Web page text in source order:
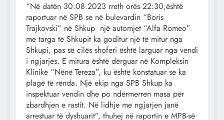
“Në datën 30.08.2023 rreth orës 22:30,është
raportuar në SPB se në bulevardin “Boris
Trajkovski” në Shkup një automjet “Alfa Romeo”
me targa të Shkupit ka goditur një të mitur nga
Shkupi, pas së cilës shoferi është larguar nga vendi
i ngjarjes. E mitura është dërguar në Kompleksin
Klinikë “Nënë Tereza”, ku është konstatuar se ka
plagë të rënda. Një ekip nga SPB Shkup ka
inspektuar vendin dhe po ndërmerren masa për
zbardhjen e rastit. Në lidhje me ngjarjen janë
arrestuar të dyshuarit”, thuhej në raportin e MPB-së